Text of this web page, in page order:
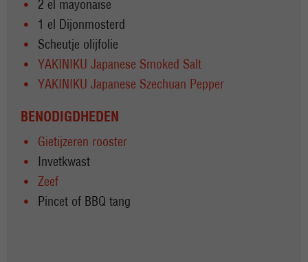
2 el mayonaise
1 el Dijonmosterd
Scheutje olijfolie
YAKINIKU Japanese Smoked Salt
YAKINIKU Japanese Szechuan Pepper
BENODIGDHEDEN
Gietijzeren rooster
Invetkwast
Zeef
Pincet of BBQ tang